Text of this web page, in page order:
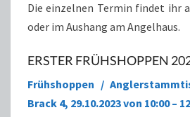
Die einzelnen Termin findet ihr
oder im Aushang am Angelhaus.
ERSTER FRÜHSHOPPEN
Frühshoppen /
Brack 4, 29.10.2023 von 10:00 –